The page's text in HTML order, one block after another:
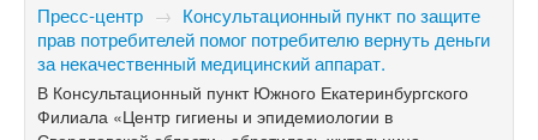
Пресс-центр → Консультационный пункт по защите
прав потребителей помог потребителю вернуть деньги
за некачественный медицинский аппарат.
В Консультационный пункт Южного Екатеринбургского
Филиала «Центр гигиены и эпидемиологии в